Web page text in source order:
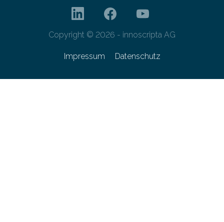
Copyright © 2026 - innoscripta AG
Impressum Datenschutz